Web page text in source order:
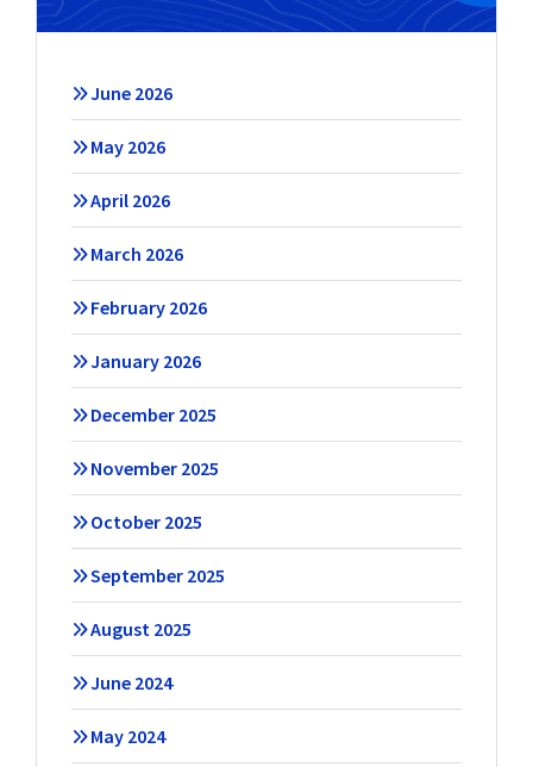
June 2026
May 2026
April 2026
March 2026
February 2026
January 2026
December 2025
November 2025
October 2025
September 2025
August 2025
June 2024
May 2024